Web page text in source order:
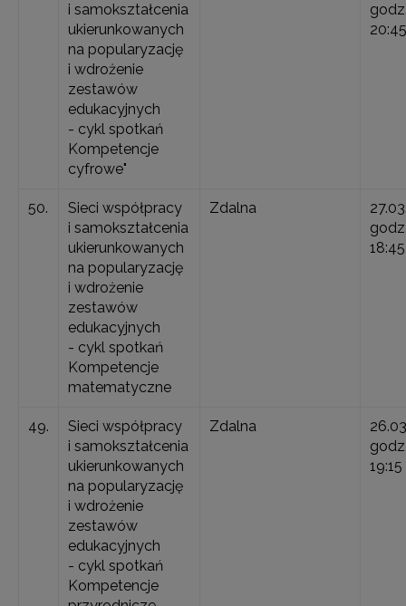
i samokształcenia
ukierunkowanych
na popularyzację
i wdrożenie
zestawów
edukacyjnych
- cykl spotkań
Kompetencje
cyfrowe"
20:45
50.
Sieci współpracy
i samokształcenia
ukierunkowanych
na popularyzację
i wdrożenie
zestawów
edukacyjnych
- cykl spotkań
Kompetencje
matematyczne
Zdalna
18:45
49.
Sieci współpracy
i samokształcenia
ukierunkowanych
na popularyzację
i wdrożenie
zestawów
edukacyjnych
- cykl spotkań
Kompetencje
Zdalna
19:15